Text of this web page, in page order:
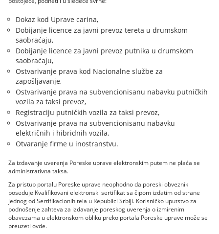
Dokaz kod Uprave carina,
Dobijanje licence za javni prevoz tereta u drumskom
saobraćaju,
Dobijanje licence za javni prevoz putnika u drumskom
saobraćaju,
Ostvarivanje prava kod Nacionalne službe za
zapošljavanje,
Ostvarivanje prava na subvencionisanu nabavku putničkih
vozila za taksi prevoz,
Registraciju putničkih vozila za taksi prevoz,
Ostvarivanje prava na subvencionisanu nabavku
električnih i hibridnih vozila,
Otvaranje firme u inostranstvu.
Za izdavanje uverenja Poreske uprave elektronskim putem ne plaća se
administrativna taksa.
Za pristup portalu Poreske uprave neophodno da poreski obveznik
poseduje Kvalifikovani elektronski sertifikat sa čipom izdatim od strane
jednog od Sertifikacionih tela u Republici Srbiji. Korisničko uputstvo za
podnošenje zahteva za izdavanje poreskog uverenja o izmirenim
obavezama u elektronskom obliku preko portala Poreske uprave može se
preuzeti ovde.